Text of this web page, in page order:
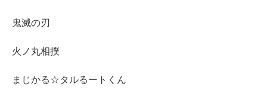
鬼滅の刃
火ノ丸相撲
まじかる☆タルるートくん